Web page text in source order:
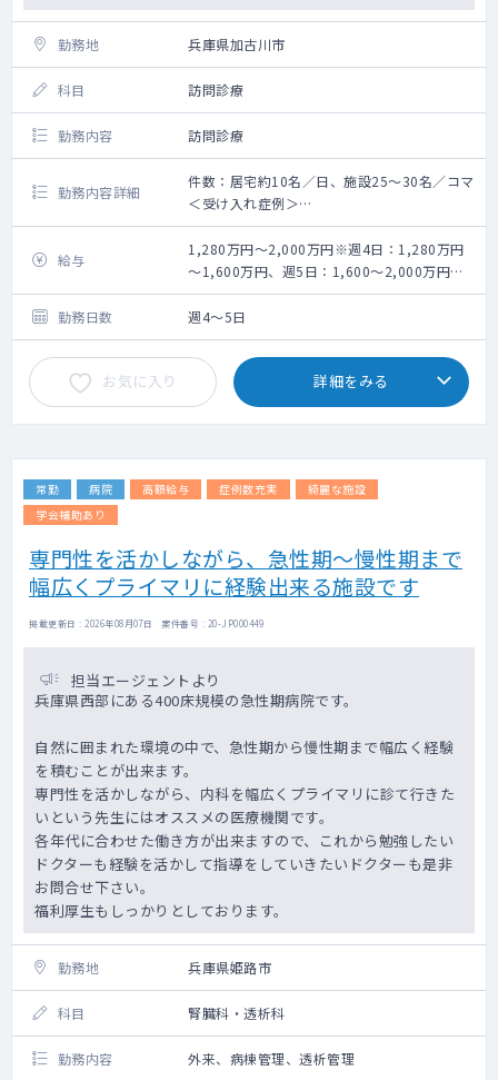
勤務地 兵庫県加古川市
科目 訪問診療
勤務内容 訪問診療
勤務内容詳細
件数：居宅約10名／日、施設25～30名／コマ
＜受け入れ症例＞
・ターミナルケア・がん末期
・難病（パーキンソン、ALS等）
・慢性疾患（糖尿病、高血圧等）
・精神疾患
・認知症
・脳血管障害
・呼吸器疾患（COPD・ぜんそくなど）
・ペースメーカー
■処置
・在宅中心静脈栄養の管理
・気管切開カニューレの交換・管理
・膀胱留置カテーテルの交換・管理
・膀胱瘻の管理
・人工肛門の管理
・褥瘡治療
・麻薬を用いた疼痛緩和ケア 等
各種血液検査、心電図、超音波検査、レント
ゲン検査
■往診体制
・看護師との2名体制
給与
1,280万円～2,000万円※週4日：1,280万円
～1,600万円、週5日：1,600～2,000万円目
安
勤務日数
週4～5日
お気に入り 詳細をみる
常勤 病院 高額給与 症例数充実
綺麗な施設
学会補助あり
専門性を活かしながら、急性期～慢性期まで
幅広くプライマリに経験出来る施設です
掲載更新日 : 2026年08月07日 案件番号 : 20-JP000449
担当エージェントより
兵庫県西部にある400床規模の急性期病院です。
自然に囲まれた環境の中で、急性期から慢性期まで幅広く経験
を積むことが出来ます。
専門性を活かしながら、内科を幅広くプライマリに診て行きた
いという先生にはオススメの医療機関です。
各年代に合わせた働き方が出来ますので、これから勉強したい
ドクターも経験を活かして指導をしていきたいドクターも是非
お問合せ下さい。
福利厚生もしっかりとしております。
勤務地 兵庫県姫路市
科目 腎臓科・透析科
勤務内容 外来、病棟管理、透析管理